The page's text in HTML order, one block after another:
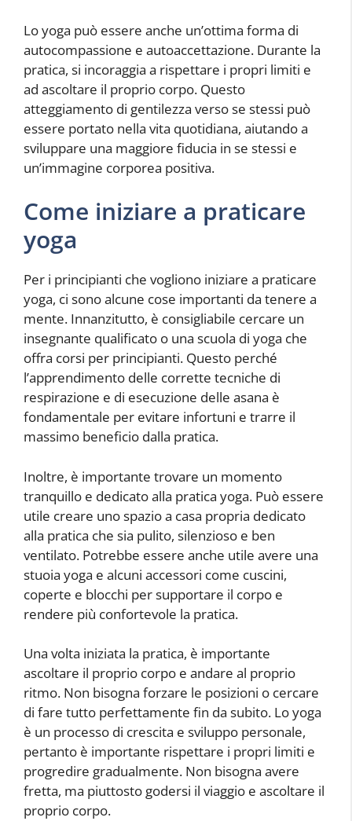
Lo yoga può essere anche un’ottima forma di
autocompassione e autoaccettazione. Durante la
pratica, si incoraggia a rispettare i propri limiti e
ad ascoltare il proprio corpo. Questo
atteggiamento di gentilezza verso se stessi può
essere portato nella vita quotidiana, aiutando a
sviluppare una maggiore fiducia in se stessi e
un’immagine corporea positiva.
Come iniziare a praticare
yoga
Per i principianti che vogliono iniziare a praticare
yoga, ci sono alcune cose importanti da tenere a
mente. Innanzitutto, è consigliabile cercare un
insegnante qualificato o una scuola di yoga che
offra corsi per principianti. Questo perché
l’apprendimento delle corrette tecniche di
respirazione e di esecuzione delle asana è
fondamentale per evitare infortuni e trarre il
massimo beneficio dalla pratica.
Inoltre, è importante trovare un momento
tranquillo e dedicato alla pratica yoga. Può essere
utile creare uno spazio a casa propria dedicato
alla pratica che sia pulito, silenzioso e ben
ventilato. Potrebbe essere anche utile avere una
stuoia yoga e alcuni accessori come cuscini,
coperte e blocchi per supportare il corpo e
rendere più confortevole la pratica.
Una volta iniziata la pratica, è importante
ascoltare il proprio corpo e andare al proprio
ritmo. Non bisogna forzare le posizioni o cercare
di fare tutto perfettamente fin da subito. Lo yoga
è un processo di crescita e sviluppo personale,
pertanto è importante rispettare i propri limiti e
progredire gradualmente. Non bisogna avere
fretta, ma piuttosto godersi il viaggio e ascoltare il
proprio corpo.